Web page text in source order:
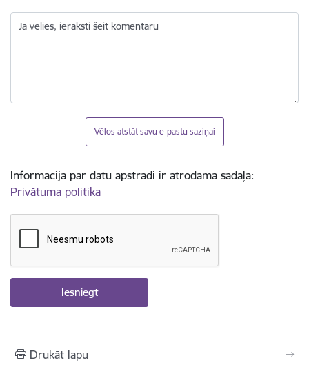
Ja vēlies, ieraksti šeit komentāru
Vēlos atstāt savu e-pastu saziņai
Informācija par datu apstrādi ir atrodama sadaļā:
Privātuma politika
Drukāt lapu